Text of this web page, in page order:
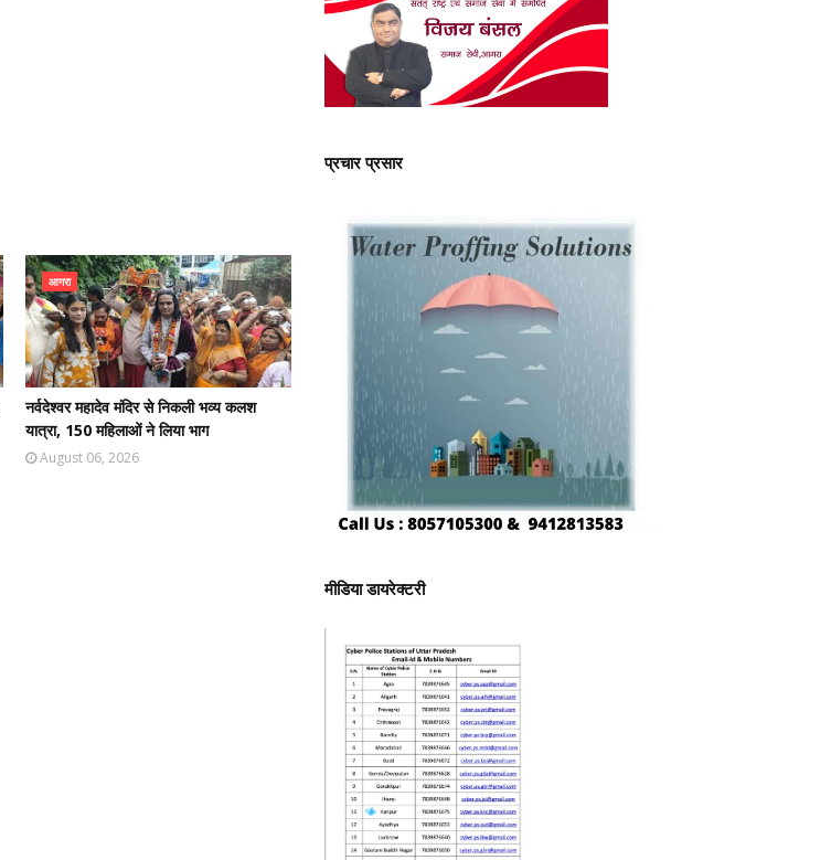
आगरा
नर्वदेश्वर महादेव मंदिर से निकली भव्य कलश
यात्रा, 150 महिलाओं ने लिया भाग
August 06, 2026
प्रचार प्रसार
मीडिया डायरेक्टरी